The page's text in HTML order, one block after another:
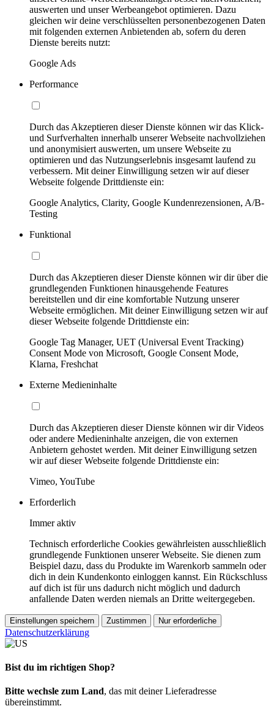
auswerten und unser Werbeangebot optimieren. Dazu
gleichen wir deine verschlüsselten personenbezogenen Daten
mit folgenden externen Anbietenden ab, sofern du deren
Dienste bereits nutzt:
Google Ads
Performance
Durch das Akzeptieren dieser Dienste können wir das Klick-
und Surfverhalten innerhalb unserer Webseite nachvollziehen
und anonymisiert auswerten, um unsere Webseite zu
optimieren und das Nutzungserlebnis insgesamt laufend zu
verbessern. Mit deiner Einwilligung setzen wir auf dieser
Webseite folgende Drittdienste ein:
Google Analytics, Clarity, Google Kundenrezensionen, A/B-
Testing
Funktional
Durch das Akzeptieren dieser Dienste können wir dir über die
grundlegenden Funktionen hinausgehende Features
bereitstellen und dir eine komfortable Nutzung unserer
Webseite ermöglichen. Mit deiner Einwilligung setzen wir auf
dieser Webseite folgende Drittdienste ein:
Google Tag Manager, UET (Universal Event Tracking)
Consent Mode von Microsoft, Google Consent Mode,
Klarna, Freshchat
Externe Medieninhalte
Durch das Akzeptieren dieser Dienste können wir dir Videos
oder andere Medieninhalte anzeigen, die von externen
Anbietern gehostet werden. Mit deiner Einwilligung setzen
wir auf dieser Webseite folgende Drittdienste ein:
Vimeo, YouTube
Erforderlich
Immer aktiv
Technisch erforderliche Cookies gewährleisten ausschließlich
grundlegende Funktionen unserer Webseite. Sie dienen zum
Beispiel dazu, dass du Produkte im Warenkorb sammeln oder
dich in dein Kundenkonto einloggen kannst. Ein Rückschluss
auf dich ist für uns dadurch nicht möglich und dadurch
anfallende Daten werden niemals an Dritte weitergegeben.
Einstellungen speichern Zustimmen Nur erforderliche
Datenschutzerklärung
Bist du im richtigen Shop?
Bitte wechsle zum Land, das mit deiner Lieferadresse
übereinstimmt.